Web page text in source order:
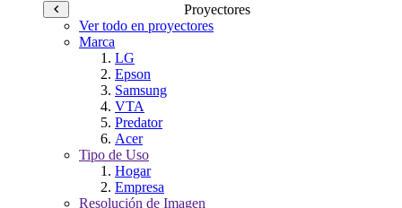
Proyectores
Ver todo en proyectores
Marca
LG
Epson
Samsung
VTA
Predator
Acer
Tipo de Uso
Hogar
Empresa
Resolución de Imagen